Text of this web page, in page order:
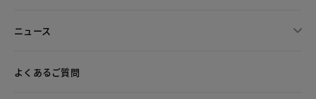
ニュース
よくあるご質問